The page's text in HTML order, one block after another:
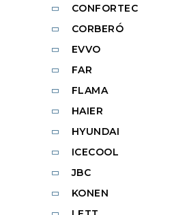
CONFORTEC
CORBERÓ
EVVO
FAR
FLAMA
HAIER
HYUNDAI
ICECOOL
JBC
KONEN